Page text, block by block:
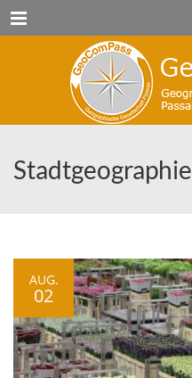
Menu
Stadtgeographie
AUG.
02